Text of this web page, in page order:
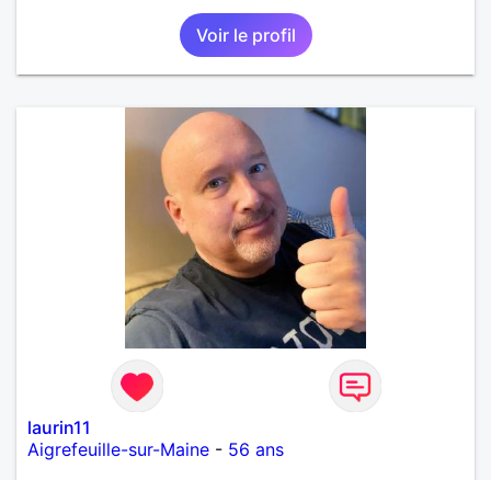
Voir le profil
laurin11
Aigrefeuille-sur-Maine - 56 ans